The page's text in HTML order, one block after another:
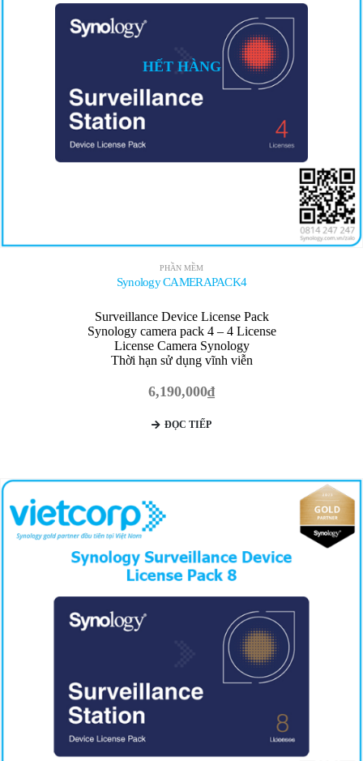
HẾT HÀNG
PHẦN MỀM
Synology CAMERAPACK4
Surveillance Device License Pack
Synology camera pack 4 – 4 License
License Camera Synology
Thời hạn sử dụng vĩnh viễn
6,190,000₫
ĐỌC TIẾP